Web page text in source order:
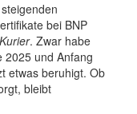
bei BNP
. Zwar habe
2025 und Anfang
etwas beruhigt. Ob
bleibt